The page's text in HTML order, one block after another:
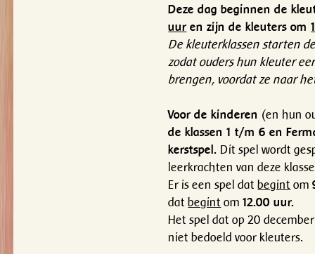
Deze dag beginnen de
uuren zijn de kleuters om
De kleuterklassen starten
zodat ouders hun kleuter
brengen, voordat ze naar
Voor de kinderen (en hun
de klassen 1 t/m 6 en
kerstspel.Dit spel wordt
leerkrachten van deze
Er is een spel datbegint om
datbegint om12.00 uur.
Het spel dat op 20
niet bedoeld voor kleuters.